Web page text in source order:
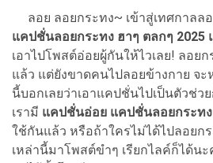
ลอย ลอยกระทง~ เข้าสู่เทศกาลล
แคปชั่นลอยกระทง ฮาๆ ตลกๆ 2025
เอาไปโพสต์อ่อยผู้กันให้ไวเลย! ลอย
แล้ว แต่ยังขาดคนไปลอยข้างกาย จ
นี้บอกเลยว่าเอาแคปชั่นไปเป็นตัวช่ว
เรามี แคปชั่นอ่อย แคปชั่นลอยกระทง
ใช้กันแล้ว หรือถ้าใครไม่ได้ไปลอยก
เหล่านี้มาโพสต์ขำๆ เรียกไลค์ก็ได้นะ